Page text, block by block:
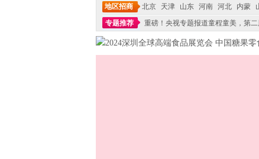
地区招商 北京 天津 山东 河南 河北 内蒙
专题推荐
重磅！央视专题报道童程童美，第
不能再单纯地销售产品,而要向增强服务转型,毕竟